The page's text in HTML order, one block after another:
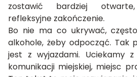
zostawić bardziej
refleksyjne zakończenie.
Bo nie ma co ukrywać,
alkohole, żeby odpocząć. Tak
jest z wyjazdami. Uciekamy
komunikacji miejskiej, miejsc